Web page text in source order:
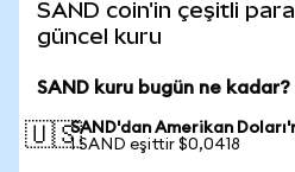
SAND coin'in çeşitli
güncel kuru
SAND kuru bugün ne kadar?
🇺🇸SAND'dan Amerikan
1 SAND eşittir $0,0418